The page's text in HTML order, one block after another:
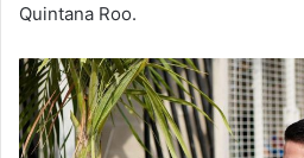
Quintana Roo.